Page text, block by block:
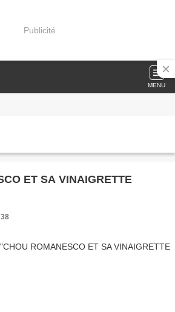
Publicité
MENU
ET SA VINAIGRETTE